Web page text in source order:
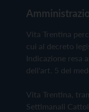
Vita Trentina
cui al decreto
Indicazione resa
dell'art. 5 del
Vita Trentina,
Settimanali